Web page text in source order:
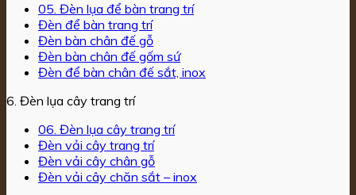
05. Đèn lụa để bàn trang trí
Đèn để bàn trang trí
Đèn bàn chân đế gỗ
Đèn bàn chân đế gốm sứ
Đèn để bàn chân đế sắt, inox
6. Đèn lụa cây trang trí
06. Đèn lụa cây trang trí
Đèn vải cây trang trí
Đèn vải cây chân gỗ
Đèn vải cây chăn sắt – inox